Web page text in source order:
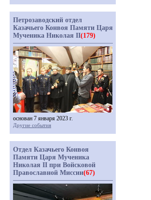
Петрозаводский отдел
Казачьего Конвоя Памяти Царя
Мученика Николая II(179)
основан 7 января 2023 г.
Другие события
Отдел Казачьего Конвоя
Памяти Царя Мученика
Николая II при Войсковой
Православной Миссии(67)